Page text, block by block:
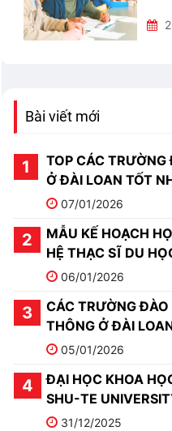
Bài viết mới
TOP CÁC
Ở ĐÀI LOAN TỐT
07/01/2026
MẪU KẾ HOẠCH
HỆ THẠC SĨ DU
06/01/2026
CÁC TRƯỜNG
THÔNG Ở ĐÀI
05/01/2026
ĐẠI HỌC KHOA
SHU-TE
31/12/2025